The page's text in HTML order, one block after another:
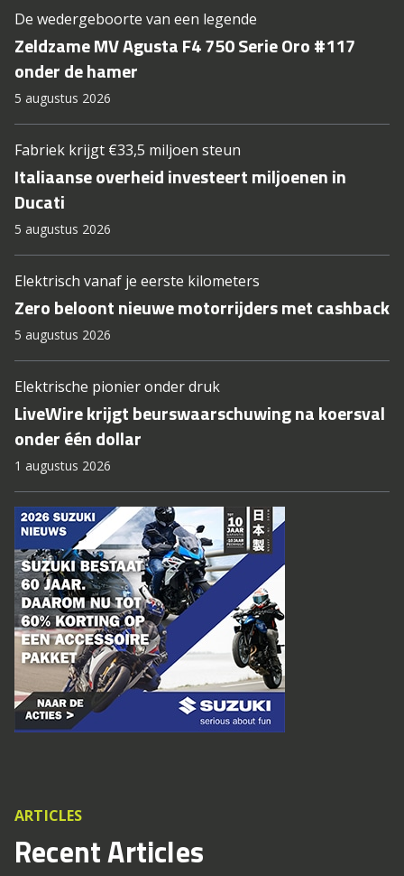
De wedergeboorte van een legende
Zeldzame MV Agusta F4 750 Serie Oro #117
onder de hamer
5 augustus 2026
Fabriek krijgt €33,5 miljoen steun
Italiaanse overheid investeert miljoenen in
Ducati
5 augustus 2026
Elektrisch vanaf je eerste kilometers
Zero beloont nieuwe motorrijders met cashback
5 augustus 2026
Elektrische pionier onder druk
LiveWire krijgt beurswaarschuwing na koersval
onder één dollar
1 augustus 2026
ARTICLES
Recent Articles